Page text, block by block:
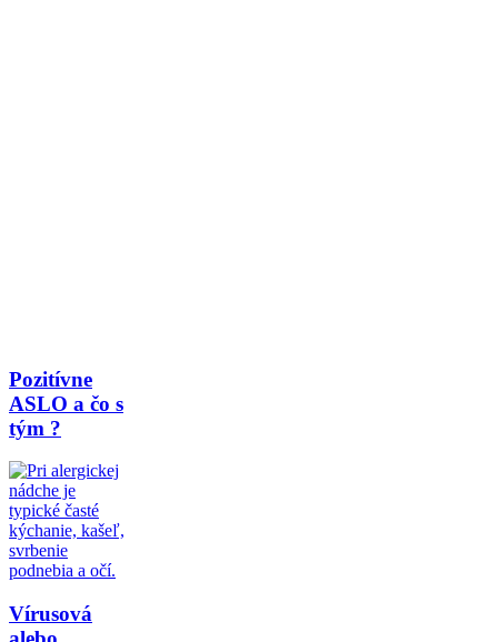
Pozitívne
ASLO a čo s
tým ?
Vírusová